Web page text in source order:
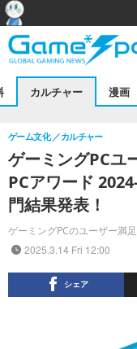
カルチャー 漫画
ゲーミングPCユ
PCアワード
門結果発表！
ゲーミングPCのユーザー満
ゲーム文化 カルチャー
2025.3.14 Fri 12:00
シェア